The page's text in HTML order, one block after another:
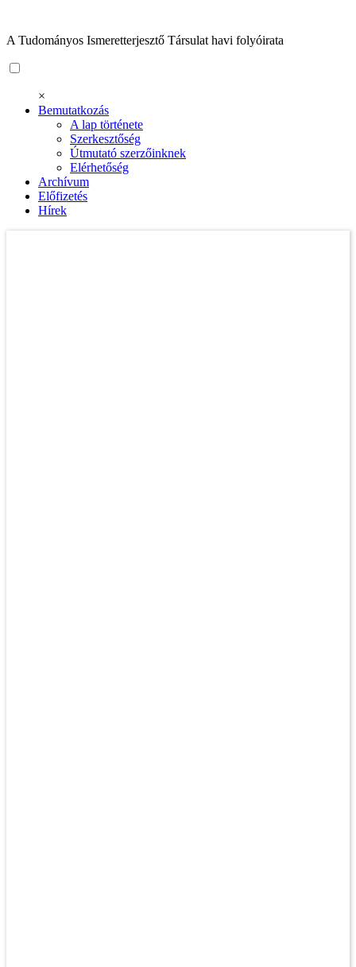
A Tudományos Ismeretterjesztő Társulat havi folyóirata
×
Bemutatkozás
A lap története
Szerkesztőség
Útmutató szerzőinknek
Elérhetőség
Archívum
Előfizetés
Hírek